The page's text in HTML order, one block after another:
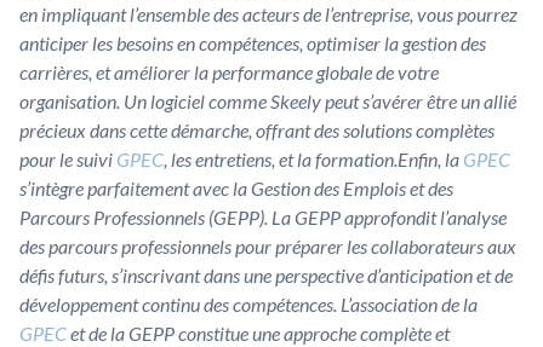
en impliquant l’ensemble des acteurs de l’entreprise, vous pourrez
anticiper les besoins en compétences, optimiser la gestion des
carrières, et améliorer la performance globale de votre
organisation. Un logiciel comme Skeely peut s’avérer être un allié
précieux dans cette démarche, offrant des solutions complètes
pour le suivi GPEC, les entretiens, et la formation.Enfin, la GPEC
s’intègre parfaitement avec la Gestion des Emplois et des
Parcours Professionnels (GEPP). La GEPP approfondit l’analyse
des parcours professionnels pour préparer les collaborateurs aux
défis futurs, s’inscrivant dans une perspective d’anticipation et de
développement continu des compétences. L’association de la
GPECet de la GEPP constitue une approche complète et